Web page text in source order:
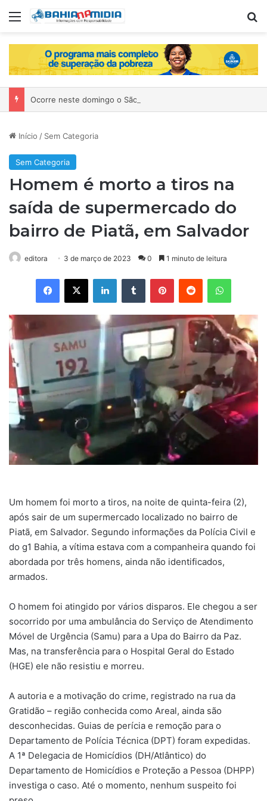
Menu
Início / Sem Categoria
Sem Categoria
Homem é morto a tiros na
saída de supermercado do
bairro de Piatã, em Salvador
editora 3 de março de 2023 0 1 minuto de leitura
Facebook
X LinkedinTumblr PinterestReddit
Um homem foi morto a tiros, na noite de quinta-feira (2),
após sair de um supermercado localizado no bairro de
Piatã, em Salvador. Segundo informações da Polícia Civil e
do g1 Bahia, a vítima estava com a companheira quando foi
abordada por três homens, ainda não identificados,
armados.
O homem foi atingido por vários disparos. Ele chegou a ser
socorrido por uma ambulância do Serviço de Atendimento
Móvel de Urgência (Samu) para a Upa do Bairro da Paz.
Mas, na transferência para o Hospital Geral do Estado
(HGE) ele não resistiu e morreu.
A autoria e a motivação do crime, registrado na rua da
Gratidão – região conhecida como Areal, ainda são
desconhecidas. Guias de perícia e remoção para o
Departamento de Polícia Técnica (DPT) foram expedidas.
A 1ª Delegacia de Homicídios (DH/Atlântico) do
Departamento de Homicídios e Proteção a Pessoa (DHPP)
investiga o caso. Até o momento, nenhum suspeito foi